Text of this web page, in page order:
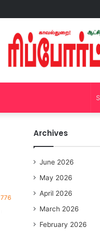
776
Archives
June 2026
May 2026
April 2026
March 2026
February 2026